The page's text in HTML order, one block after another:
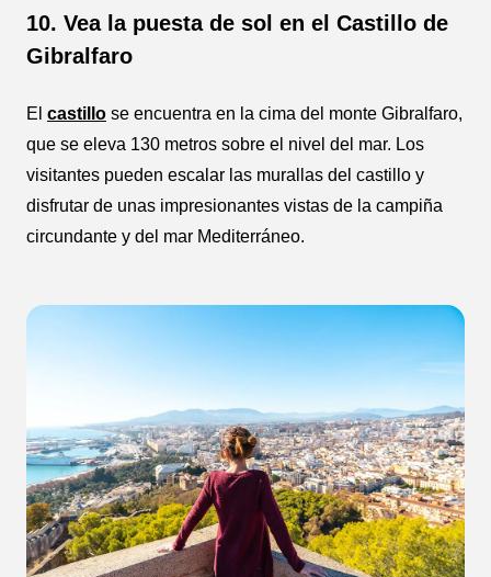
10. Vea la puesta de sol en el Castillo de
Gibralfaro
El castillo se encuentra en la cima del monte Gibralfaro,
que se eleva 130 metros sobre el nivel del mar. Los
visitantes pueden escalar las murallas del castillo y
disfrutar de unas impresionantes vistas de la campiña
circundante y del mar Mediterráneo.